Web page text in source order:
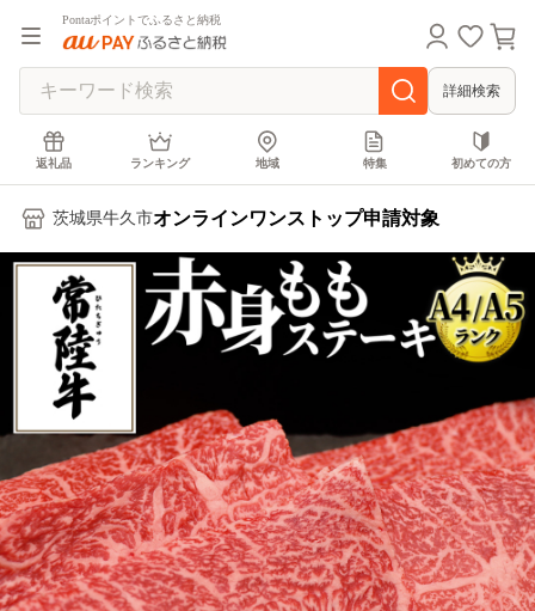
Pontaポイントでふるさと納税
詳細検索
返礼品 ランキング 地域 特集 初めての方
茨城県牛久市オンラインワンストップ申請対象